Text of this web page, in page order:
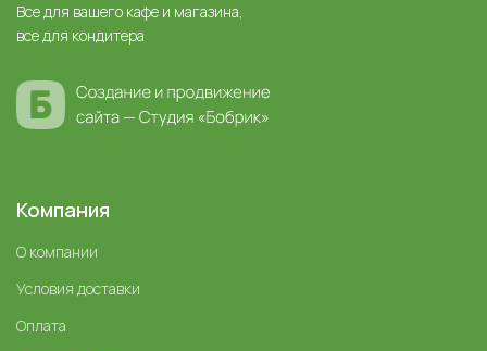
Все для вашего кафе и магазина,
все для кондитера
Компания
О компании
Условия доставки
Оплата